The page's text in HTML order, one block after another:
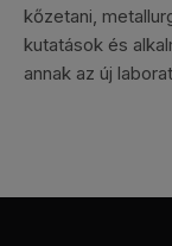
kőzetani,
kutatások és
annak az új